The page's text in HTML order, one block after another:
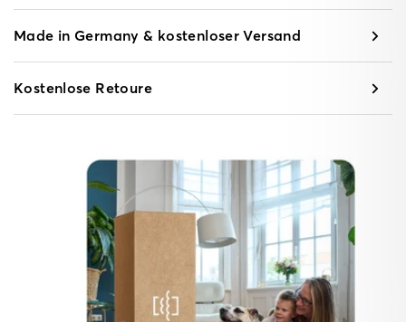
Made in Germany & kostenloser Versand
Kostenlose Retoure